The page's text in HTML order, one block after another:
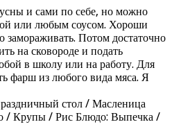
и сами по себе, но можно
или любым соусом. Хороши
Потом достаточно
на сковороде и подать
в школу или на работу. Для
фарш из любого вида мяса. Я
стол / Масленица
/ Крупы / Рис Блюдо: Выпечка /